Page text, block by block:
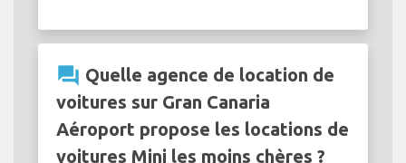
question_answer Quelle agence de location de
voitures sur Gran Canaria
Aéroport propose les locations de
voitures Mini les moins chères ?